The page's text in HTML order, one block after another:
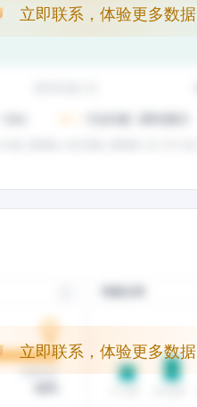
立即联系，体验更多数据
立即联系，体验更多数据